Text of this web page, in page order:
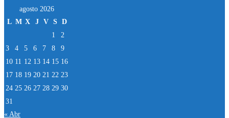
agosto 2026
L M X J V S D
1
2
3
4 5 6 7 8
9
10 11 12 13 14 15 16
17 18 19 20 21 22 23
24 25 26 27 28 29 30
31
« Abr